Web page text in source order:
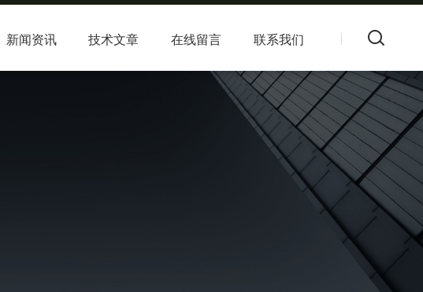
新闻资讯 技术文章 在线留言 联系我们